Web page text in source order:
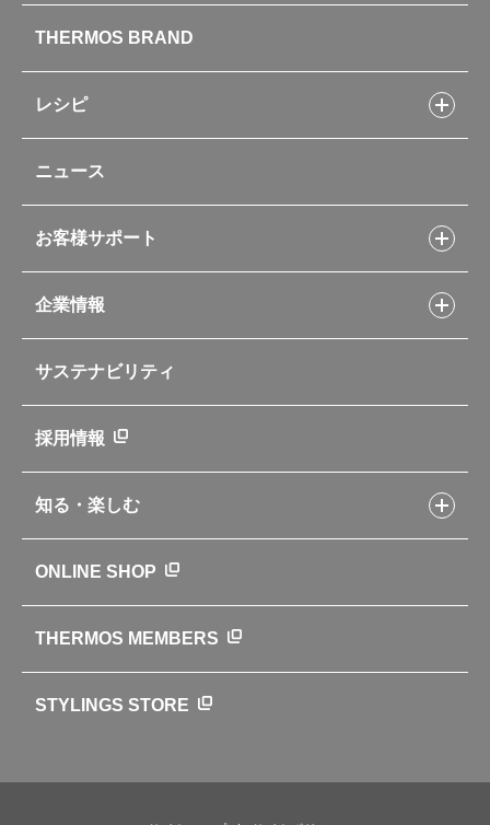
水筒
お弁当
キッチン用品
ポット・アイスペール
コーヒーメーカー
ソフトクーラー・バッグ
自転車専用ボトル
アパレル小物
新製品一覧
カタログ
THERMOS BRAND
レシピ
フライパンレシピ
シャトルシェフレシピ
スープジャーレシピ
イージースモーカーレシピ
レシピ本のご紹介
ニュース
お客様サポート
交換用部品の購入方法
部品の種類や販売状況を調べる
よくあるご質問・お問い合わせ
企業情報
企業理念
会社概要
ニュース
世界のサーモス
サーモスの歴史
サステナビリティ
採用情報
知る・楽しむ
クラブサーモス
WEBマガジン
お弁当にエールを込めて
ONLINE SHOP
THERMOS MEMBERS
STYLINGS STORE